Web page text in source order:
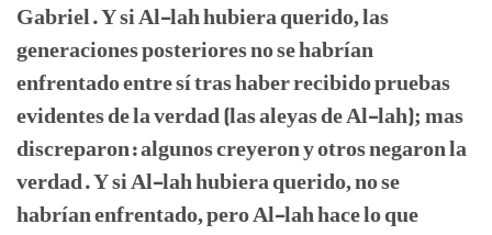
Gabriel. Y si Al-lah hubiera querido, las
generaciones posteriores no se habrían
enfrentado entre sí tras haber recibido pruebas
evidentes de la verdad (las aleyas de Al-lah); mas
discreparon: algunos creyeron y otros negaron la
verdad. Y si Al-lah hubiera querido, no se
habrían enfrentado, pero Al-lah hace lo que